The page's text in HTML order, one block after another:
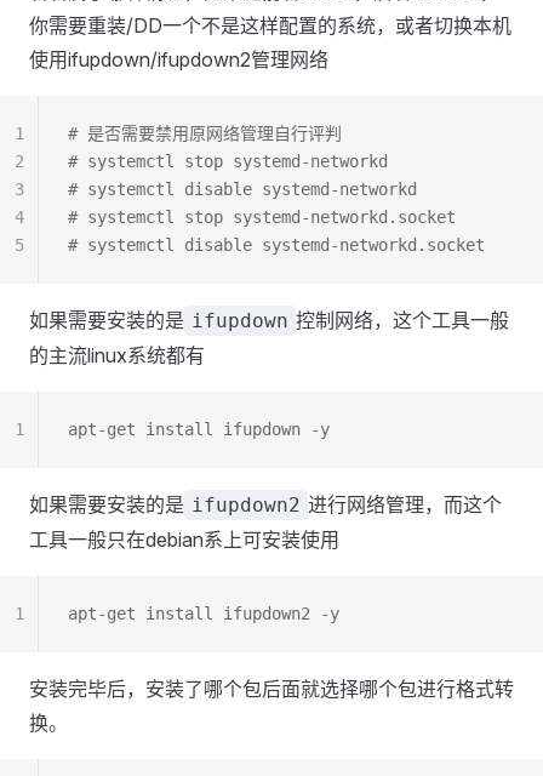
你需要重装/DD一个不是这样配置的系统，或者切换本机
使用ifupdown/ifupdown2管理网络
# 是否需要禁用原网络管理自行评判
# systemctl stop systemd-networkd
# systemctl disable systemd-networkd
# systemctl stop systemd-networkd.socket
# systemctl disable systemd-networkd.socket
1
2
3
4
5
如果需要安装的是 ifupdown 控制网络，这个工具一般
的主流linux系统都有
apt-get install ifupdown -y
1
如果需要安装的是 ifupdown2 进行网络管理，而这个
工具一般只在debian系上可安装使用
apt-get install ifupdown2 -y
1
安装完毕后，安装了哪个包后面就选择哪个包进行格式转
换。